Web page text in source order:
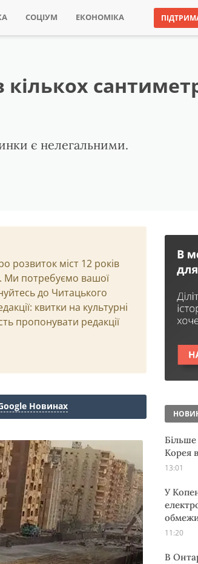
СОЦІУМ ЕКОНОМІКА
є нелегальними.
розвиток міст 12 років
Ми потребуємо вашої
до Читацького
квитки на культурні
пропонувати редакції
Новинах
Корея
13:01
У
11:20
В